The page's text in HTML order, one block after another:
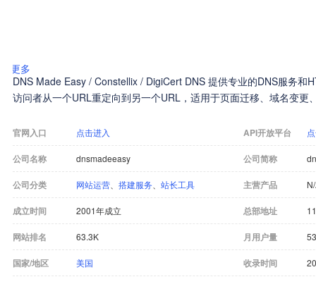
更多
DNS Made Easy / Constellix / DigiCert DNS 提供专业的DNS服务和
访问者从一个URL重定向到另一个URL，适用于页面迁移、域名变更
官网入口 点击进入 API开放平台
公司名称 dnsmadeeasy 公司简称
公司分类 网站运营 搭建服务 站长工具 主营产品
成立时间 2001年成立 总部地址
网站排名 63.3K 月用户量
国家/地区 美国 收录时间